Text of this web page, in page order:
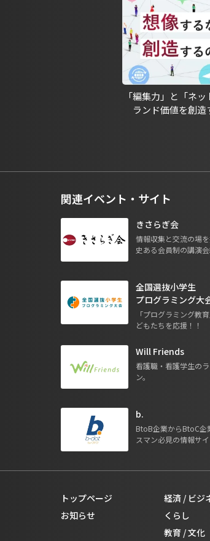
「編集力」と「ネ
ランド価値を創
関連イベント・サイト
きさらぎ会
情報収集と交流の場
史ある会員制の講演
全国選抜小学生
プログラミング大
「プログラミング教
どもたちを応援！！
Will Friends
看護職・看護学生の
ン。
b.
BtoB企業からBtoC企
スマン必見の情報サ
トップページ
お知らせ
経済 / ビジ
くらし
教育 / 文化